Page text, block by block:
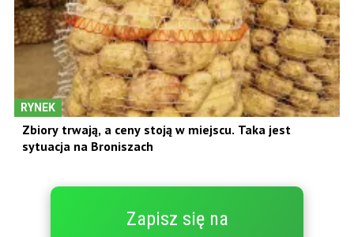
RYNEK
Zbiory trwają, a ceny stoją w miejscu. Taka jest
sytuacja na Broniszach
Zapisz się na